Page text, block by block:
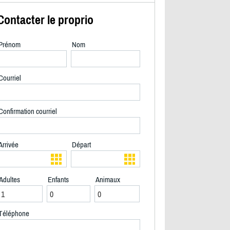
le proprio
Nom
courriel
Départ
Enfants Animaux